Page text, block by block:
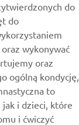
do
do
wykonywać
oraz
ogólną kondycję,
to
jak i dzieci, które
i ćwiczyć